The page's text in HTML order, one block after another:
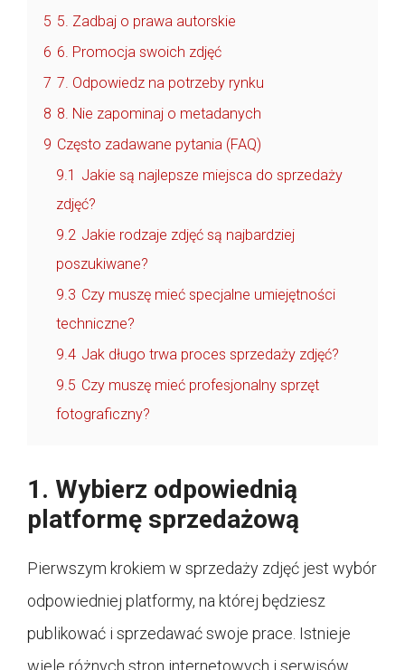
5 5. Zadbaj o prawa autorskie
6 6. Promocja swoich zdjęć
7 7. Odpowiedz na potrzeby rynku
8 8. Nie zapominaj o metadanych
9 Często zadawane pytania (FAQ)
9.1 Jakie są najlepsze miejsca do sprzedaży
zdjęć?
9.2 Jakie rodzaje zdjęć są najbardziej
poszukiwane?
9.3 Czy muszę mieć specjalne umiejętności
techniczne?
9.4 Jak długo trwa proces sprzedaży zdjęć?
9.5 Czy muszę mieć profesjonalny sprzęt
fotograficzny?
1. Wybierz odpowiednią
platformę sprzedażową
Pierwszym krokiem w sprzedaży zdjęć jest wybór
odpowiedniej platformy, na której będziesz
publikować i sprzedawać swoje prace. Istnieje
wiele różnych stron internetowych i serwisów,